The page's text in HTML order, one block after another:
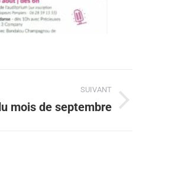
SUIVANT
mois de septembre